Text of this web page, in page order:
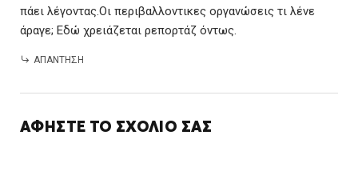
πάει λέγοντας.Οι περιβαλλοντικες οργανώσεις τι λένε
άραγε; Εδώ χρειάζεται ρεπορτάζ όντως.
ΑΠΆΝΤΗΣΗ
ΑΦΉΣΤΕ ΤΟ ΣΧΌΛΙΌ ΣΑΣ